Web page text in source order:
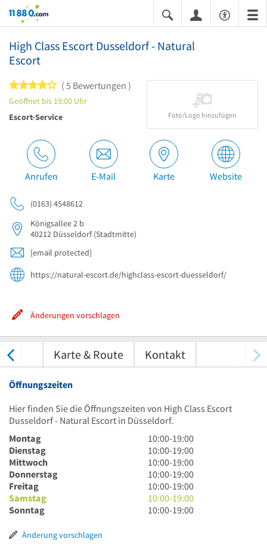
11880.com
High Class Escort Dusseldorf - Natural
Escort
4 von 5 Sternen
5 Bewertungen
Geöffnet bis 19:00 Uhr
Escort-Service
Foto/Logo hinzufügen
Anrufen E-Mail Karte Website
(0163) 4548612
Königsallee 2 b
40212 Düsseldorf(Stadtmitte)
[email protected]
https://natural-escort.de/highclass-escort-duesseldorf/
Änderungen vorschlagen
Karte & Route Kontakt
Öffnungszeiten
Hier finden Sie die Öffnungszeiten von High Class Escort
Dusseldorf - Natural Escort in Düsseldorf.
Montag
10
Uhr
bis
19
Uhr
10:00-19:00
Dienstag
10
Uhr
bis
19
Uhr
10:00-19:00
Mittwoch
10
Uhr
bis
19
Uhr
10:00-19:00
Donnerstag
10
Uhr
bis
19
10:00-19:00
Freitag
10
Uhr
bis
10:00-19:00
Samstag
10
Uhr
10:00-19:00
Sonntag
10
10:00-19:00
Änderung vorschlagen